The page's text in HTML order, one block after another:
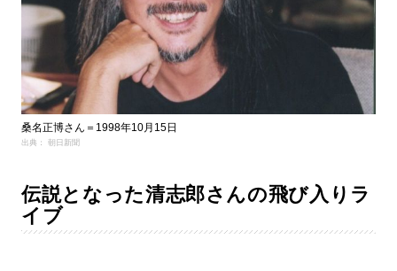
桑名正博さん＝1998年10月15日
出典： 朝日新聞
伝説となった清志郎さんの飛び入りラ
イブ